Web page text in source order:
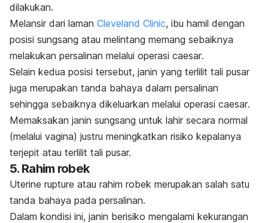
dilakukan.
Melansir dari laman Cleveland Clinic, ibu hamil dengan
posisi sungsang atau melintang memang sebaiknya
melakukan persalinan melalui operasi caesar.
Selain kedua posisi tersebut, janin yang terlilit tali pusar
juga merupakan tanda bahaya dalam persalinan
sehingga sebaiknya dikeluarkan melalui operasi caesar.
Memaksakan janin sungsang untuk lahir secara normal
(melalui vagina) justru meningkatkan risiko kepalanya
terjepit atau terlilit tali pusar.
5. Rahim robek
Uterine rupture atau rahim robek merupakan salah satu
tanda bahaya pada persalinan.
Dalam kondisi ini, janin berisiko mengalami kekurangan